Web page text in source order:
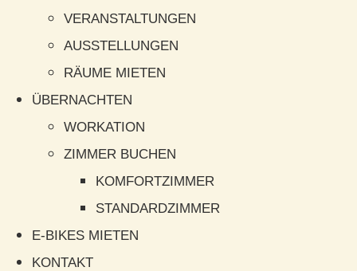
VERANSTALTUNGEN
AUSSTELLUNGEN
RÄUME MIETEN
ÜBERNACHTEN
WORKATION
ZIMMER BUCHEN
KOMFORTZIMMER
STANDARDZIMMER
E-BIKES MIETEN
KONTAKT